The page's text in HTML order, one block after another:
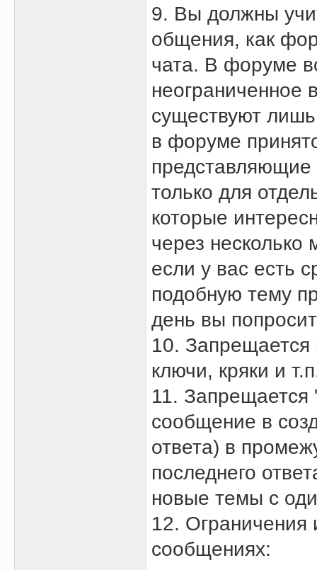
9. Вы должны
общения, как
чата. В форуме
неограниченное
существуют
в форуме
только для
которые
через
если у вас есть
подобную тему
день вы
10.
ключи, кряки и
11. Запрещается
сообщение в
ответа) в
последнего
новые темы с
12. Ограничения
сообщениях: